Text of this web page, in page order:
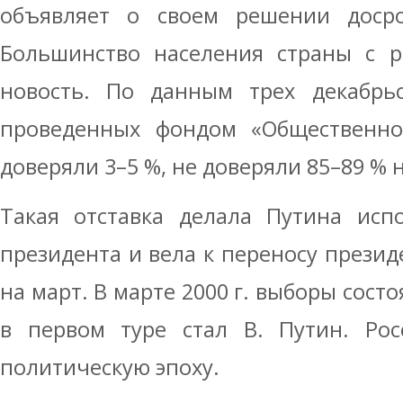
объявляет о своем решении
Большинство населения страны с
новость. По данным трех
проведенных фондом
доверяли 3–5 %, не доверяли 85–89 %
Такая отставка делала Путина
президента и вела к переносу
на март. В марте 2000 г. выборы
в первом туре стал В. Путин.
политическую эпоху.